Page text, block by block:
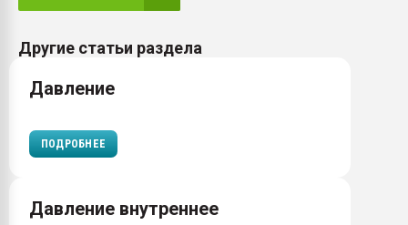
Другие статьи раздела
Давление
ПОДРОБНЕЕ
Давление внутреннее